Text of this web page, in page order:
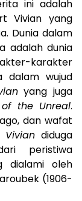
ini adalah
Vivian yang
Dunia dalam
adalah dunia
karakter
dalam wujud
yang juga
the Unreal.
dan wafat
diduga
peristiwa
dialami oleh
(1906-